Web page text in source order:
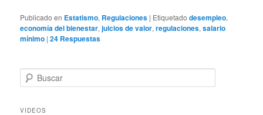
Publicado en Estatismo, Regulaciones | Etiquetado desempleo,
economía del bienestar,juicios de valor,regulaciones,salario
mínimo |24 Respuestas
u
c
VIDEOS